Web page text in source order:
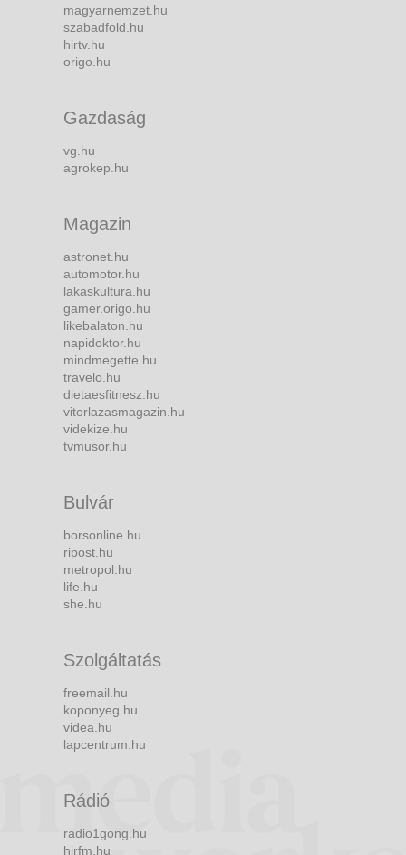
magyarnemzet.hu
szabadfold.hu
hirtv.hu
origo.hu
Gazdaság
vg.hu
agrokep.hu
Magazin
astronet.hu
automotor.hu
lakaskultura.hu
gamer.origo.hu
likebalaton.hu
napidoktor.hu
mindmegette.hu
travelo.hu
dietaesfitnesz.hu
vitorlazasmagazin.hu
videkize.hu
tvmusor.hu
Bulvár
borsonline.hu
ripost.hu
metropol.hu
life.hu
she.hu
Szolgáltatás
freemail.hu
koponyeg.hu
videa.hu
lapcentrum.hu
Rádió
radio1gong.hu
hirfm.hu